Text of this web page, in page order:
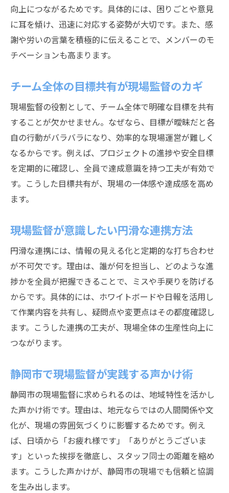
現場監督が連携を深める朝礼の工夫
現場監督が活かす現場運営のノウハウ
現場監督が現場全体の効率を高める秘訣
静岡市で現場監督が連携を強化する方法
現場監督が現場の安全を守る連携技術
現場監督が信頼を得るための行動指針
現場監督の誠実な姿勢が信頼関係を生む
現場監督が信頼を高める日々の積み重ね
現場監督が築く職人との信頼のコツ
現場監督が静岡市で信頼される理由
現場監督が静岡市で成長するキャリア戦略
キャリアアップを支える現場監督の努力
現場監督がスキルを磨く静岡市の環境
現場監督としての実績がキャリアを後押し
静岡市の現場監督が選ぶ研修や学び方
現場監督がキャリアアップを目指す心得
現場監督のリーダーシップを磨くには
現場監督がチームを率いるための心得
現場監督が現場で発揮する指導力の磨き方
現場監督のリーダーシップが現場を変える
現場監督が成長するための自己分析方法
静岡市の現場監督が学ぶリーダー像
働きやすい現場づくりのヒント集
現場監督が提案する働きやすい環境づくり
向上につながるためです。具体的には、困りごとや意見
に耳を傾け、迅速に対応する姿勢が大切です。また、感
謝や労いの言葉を積極的に伝えることで、メンバーのモ
チベーションも高まります。
チーム全体の目標共有が現場監督のカギ
現場監督の役割として、チーム全体で明確な目標を共有
することが欠かせません。なぜなら、目標が曖昧だと各
自の行動がバラバラになり、効率的な現場運営が難しく
なるからです。例えば、プロジェクトの進捗や安全目標
を定期的に確認し、全員で達成意識を持つ工夫が有効で
す。こうした目標共有が、現場の一体感や達成感を高め
ます。
現場監督が意識したい円滑な連携方法
円滑な連携には、情報の見える化と定期的な打ち合わせ
が不可欠です。理由は、誰が何を担当し、どのような進
捗かを全員が把握できることで、ミスや手戻りを防げる
からです。具体的には、ホワイトボードや日報を活用し
て作業内容を共有し、疑問点や変更点はその都度確認し
ます。こうした連携の工夫が、現場全体の生産性向上に
つながります。
静岡市で現場監督が実践する声かけ術
静岡市の現場監督に求められるのは、地域特性を活かし
た声かけ術です。理由は、地元ならではの人間関係や文
化が、現場の雰囲気づくりに影響するためです。例え
ば、日頃から「お疲れ様です」「ありがとうございま
す」といった挨拶を徹底し、スタッフ同士の距離を縮め
ます。こうした声かけが、静岡市の現場でも信頼と協調
を生み出します。